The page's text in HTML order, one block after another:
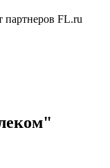
партнеров FL.ru